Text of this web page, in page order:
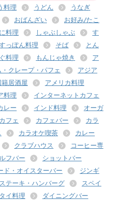
料理 うどん
うなぎ
おばんざい
お好み/たこ
料理 しゃぶしゃぶ
す
っぽん料理 そば
とん
料理 もんじゃ焼き
ア
クレープ・パフェ
アジア
居酒屋
アメリカ料理
料理
インターネットカフェ
レー
インド料理
オーガ
カフェ カフェバー
カラ
カラオケ喫茶
カレー
クラブハウス
コーヒー専
フバー
ショットバー
ド・オイスターバー
ジンギ
ステーキ・ハンバーグ
スペイ
タイ料理
ダイニングバー